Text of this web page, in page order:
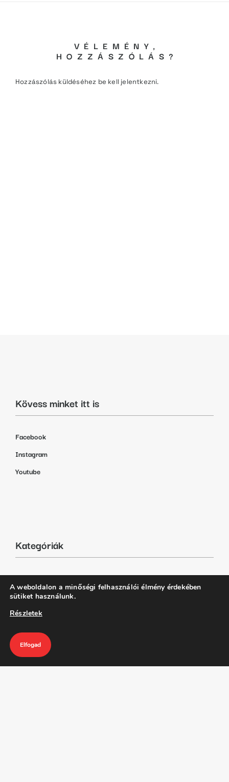
VÉLEMÉNY,
HOZZÁSZÓLÁS?
Hozzászólás küldéséhez be kell jelentkezni.
Kövess minket itt is
Facebook
Instagram
Youtube
Kategóriák
Free
Inspiráció
Kiemelt
Portfolió
Teszt
Tutorial
A weboldalon a minőségi felhasználói élmény érdekében
sütiket használunk.
Részletek
Elfogad